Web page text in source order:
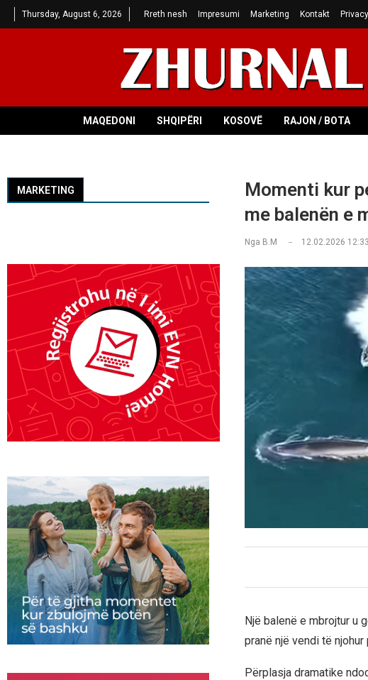
Thursday, August 6, 2026 Rreth nesh Impresumi Marketing Kontakt
MAQEDONI SHQIPËRI KOSOVË RAJON / BOTA
Momenti kur
me balenën e
Nga B.M 12.02.2026 12:33
Një balenë e mbrojtur u
pranë një vendi të
Përplasja dramatike
MARKETING